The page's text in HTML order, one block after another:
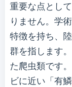
重要な点とし
りません。学
特徴を持ち、
群を指します
た爬虫類です
ビに近い「有